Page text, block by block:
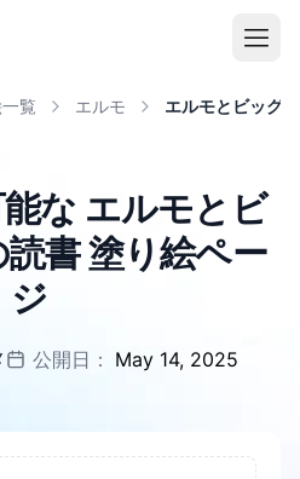
覧 エルモ エルモとビッグ
な エルモとビ
書 塗り絵ペー
ジ
公開日： May 14, 2025